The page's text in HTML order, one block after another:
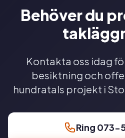
Behöver du
Kontakta oss idag
besiktning och
hundratals projekt i
Ring 073-